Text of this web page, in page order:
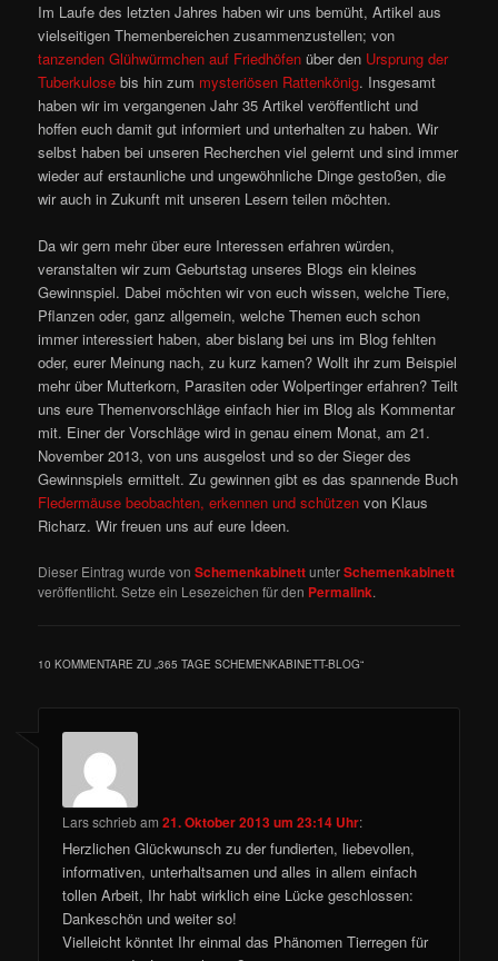
Im Laufe des letzten Jahres haben wir uns bemüht, Artikel aus
vielseitigen Themenbereichen zusammenzustellen; von
tanzenden Glühwürmchen auf Friedhöfen über den Ursprung der
Tuberkulose bis hin zum mysteriösen Rattenkönig. Insgesamt
haben wir im vergangenen Jahr 35 Artikel veröffentlicht und
hoffen euch damit gut informiert und unterhalten zu haben. Wir
selbst haben bei unseren Recherchen viel gelernt und sind immer
wieder auf erstaunliche und ungewöhnliche Dinge gestoßen, die
wir auch in Zukunft mit unseren Lesern teilen möchten.
Da wir gern mehr über eure Interessen erfahren würden,
veranstalten wir zum Geburtstag unseres Blogs ein kleines
Gewinnspiel. Dabei möchten wir von euch wissen, welche Tiere,
Pflanzen oder, ganz allgemein, welche Themen euch schon
immer interessiert haben, aber bislang bei uns im Blog fehlten
oder, eurer Meinung nach, zu kurz kamen? Wollt ihr zum Beispiel
mehr über Mutterkorn, Parasiten oder Wolpertinger erfahren? Teilt
uns eure Themenvorschläge einfach hier im Blog als Kommentar
mit. Einer der Vorschläge wird in genau einem Monat, am 21.
November 2013, von uns ausgelost und so der Sieger des
Gewinnspiels ermittelt. Zu gewinnen gibt es das spannende Buch
Fledermäuse beobachten, erkennen und schützen von Klaus
Richarz. Wir freuen uns auf eure Ideen.
Dieser Eintrag wurde vonSchemenkabinettunterSchemenkabinett
veröffentlicht. Setze ein Lesezeichen für den Permalink.
10 KOMMENTARE ZU „365 TAGE SCHEMENKABINETT-BLOG“
Larsschriebam21. Oktober 2013 um 23:14 Uhr:
Herzlichen Glückwunsch zu der fundierten, liebevollen,
informativen, unterhaltsamen und alles in allem einfach
tollen Arbeit, Ihr habt wirklich eine Lücke geschlossen:
Dankeschön und weiter so!
Vielleicht könntet Ihr einmal das Phänomen Tierregen für